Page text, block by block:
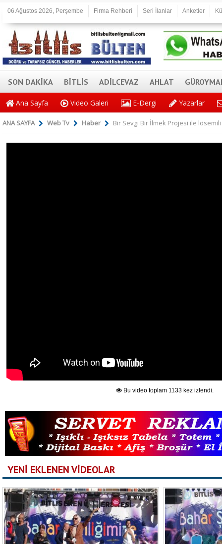
06 Ağustos 2026, Perşembe Firma Rehberi Seri İlanlar Anketler
SON DAKİKA BİTLİS ADİLCEVAZ AHLAT
Ana Sayfa Video Galeri E-Dergi Yazarlar
ANA SAYFA Web Tv Haber Bir Sevgi Bir İlmek Projesi ile
Bu video toplam 1133 kez izlendi.
YENİ EKLENEN VİDEOLAR